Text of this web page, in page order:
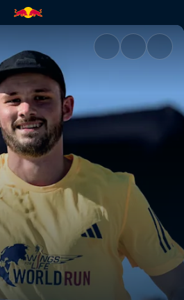
World Run |